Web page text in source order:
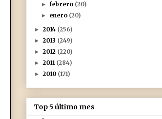
►febrero (20)
► enero (20)
► 2014 (256)
► 2013 (249)
► 2012 (220)
► 2011 (284)
► 2010 (171)
Top 5 último mes